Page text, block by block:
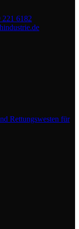
221 6182
Rettungswesten für